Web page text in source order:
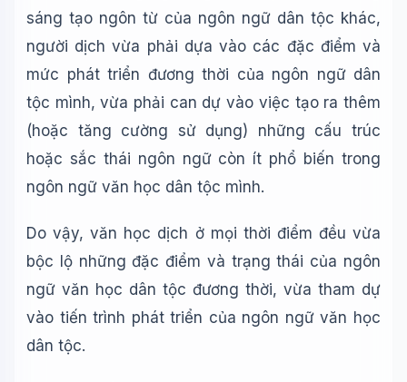
sáng tạo ngôn từ của ngôn ngữ dân tộc khác,
người dịch vừa phải dựa vào các đặc điểm và
mức phát triển đương thời của ngôn ngữ dân
tộc mình, vừa phải can dự vào việc tạo ra thêm
(hoặc tăng cường sử dụng) những cấu trúc
hoặc sắc thái ngôn ngữ còn ít phổ biến trong
ngôn ngữ văn học dân tộc mình.
Do vậy, văn học dịch ở mọi thời điểm đều vừa
bộc lộ những đặc điểm và trạng thái của ngôn
ngữ văn học dân tộc đương thời, vừa tham dự
vào tiến trình phát triển của ngôn ngữ văn học
dân tộc.
🎓